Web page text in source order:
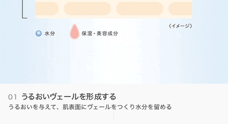
01 うるおいヴェールを形成する
うるおいを与えて、肌表面にヴェールをつくり水分を留める